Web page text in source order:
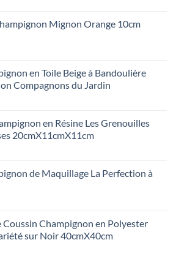
Mignon Orange 10cm
en Toile Beige à Bandoulière
Compagnons du Jardin
en Résine Les Grenouilles
20cmX11cmX11cm
de Maquillage La Perfection à
Coussin Champignon en Polyester
sur Noir 40cmX40cm